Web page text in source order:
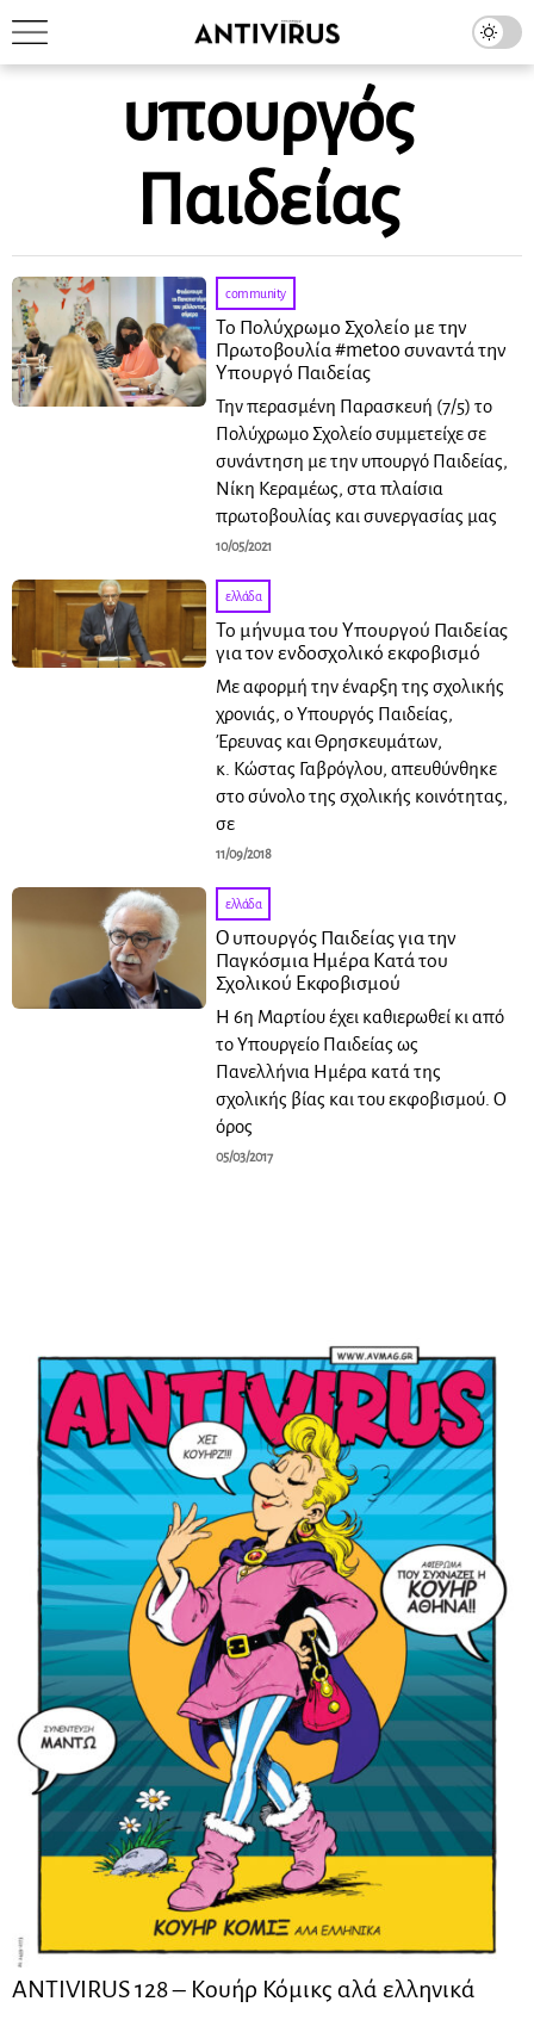
υπουργός
Παιδείας
community
Το Πολύχρωμο Σχολείο με την
Πρωτοβουλία #metoo συναντά την
Υπουργό Παιδείας
Την περασμένη Παρασκευή (7/5) το
Πολύχρωμο Σχολείο συμμετείχε σε
συνάντηση με την υπουργό Παιδείας,
Νίκη Κεραμέως, στα πλαίσια
πρωτοβουλίας και συνεργασίας μας
10/05/2021
ελλάδα
Το μήνυμα του Υπουργού Παιδείας
για τον ενδοσχολικό εκφοβισμό
Με αφορμή την έναρξη της σχολικής
χρονιάς, ο Υπουργός Παιδείας,
Έρευνας και Θρησκευμάτων,
κ. Κώστας Γαβρόγλου, απευθύνθηκε
στο σύνολο της σχολικής κοινότητας,
σε
11/09/2018
ελλάδα
Ο υπουργός Παιδείας για την
Παγκόσμια Ημέρα Κατά του
Σχολικού Εκφοβισμού
Η 6η Μαρτίου έχει καθιερωθεί κι από
το Υπουργείο Παιδείας ως
Πανελλήνια Ημέρα κατά της
σχολικής βίας και του εκφοβισμού. Ο
όρος
05/03/2017
ANTIVIRUS 128 – Kουήρ Κόμικς αλά ελληνικά